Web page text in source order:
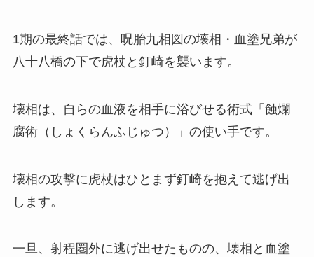
1期の最終話では、呪胎九相図の壊相・血塗兄弟が
八十八橋の下で虎杖と釘崎を襲います。
壊相は、自らの血液を相手に浴びせる術式「蝕爛
腐術（しょくらんふじゅつ）」の使い手です。
壊相の攻撃に虎杖はひとまず釘崎を抱えて逃げ出
します。
一旦、射程圏外に逃げ出せたものの、壊相と血塗